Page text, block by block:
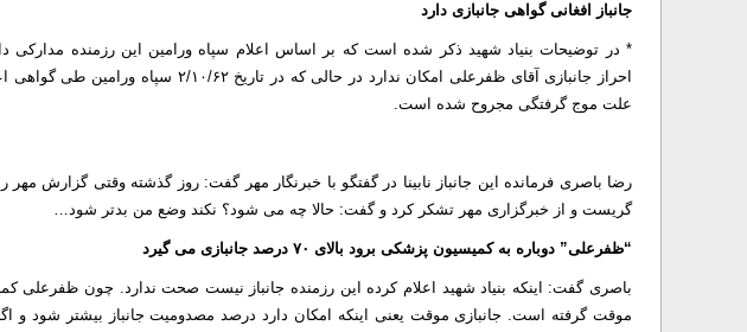
جانباز افغانی گواهی جانبازی دارد
* در توضیحات بنیاد شهید ذکر شده است که بر اساس اعلام سپاه ورامین این رزمنده مدارکی
احراز جانبازی آقای ظفرعلی امکان ندارد در حالی
علت موج گرفتگی مجروح شده است.
رضا باصری فرمانده این جانباز نابینا در گفتگو با خبرنگار مهر گفت: روز گذشته وقتی گزارش
گریست و از خبرگزاری مهر تشکر کرد و گفت: حالا چه می شود؟ نکند وضع من بدتر شود…
“ظفرعلی” دوباره به کمیسیون پزشکی برود بالای ۷۰ درصد جانبازی می گیرد